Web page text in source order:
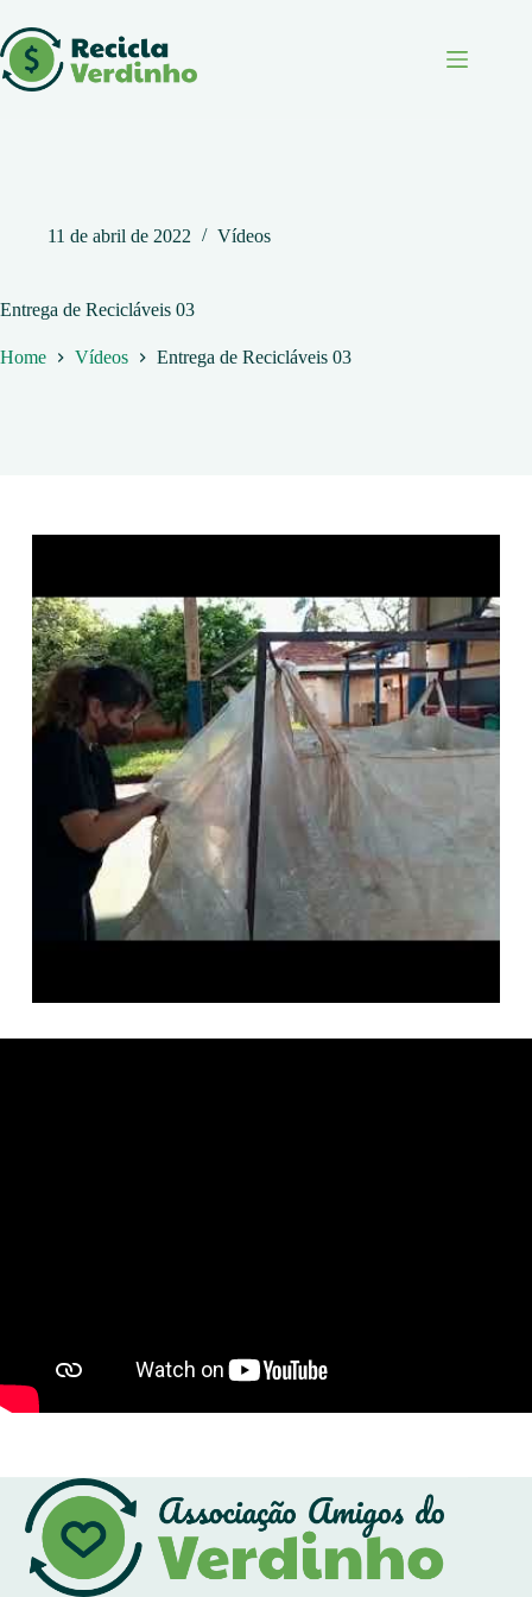
para
o
conteúdo
11 de abril de 2022 Vídeos
Entrega de Recicláveis 03
Home Vídeos Entrega de Recicláveis 03